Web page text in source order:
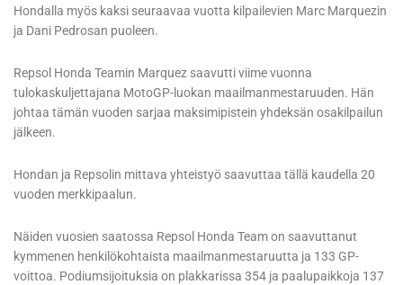
Hondalla myös kaksi seuraavaa vuotta kilpailevien Marc Marquezin
ja Dani Pedrosan puoleen.
Repsol Honda Teamin Marquez saavutti viime vuonna
tulokaskuljettajana MotoGP-luokan maailmanmestaruuden. Hän
johtaa tämän vuoden sarjaa maksimipistein yhdeksän osakilpailun
jälkeen.
Hondan ja Repsolin mittava yhteistyö saavuttaa tällä kaudella 20
vuoden merkkipaalun.
Näiden vuosien saatossa Repsol Honda Team on saavuttanut
kymmenen henkilökohtaista maailmanmestaruutta ja 133 GP-
voittoa. Podiumsijoituksia on plakkarissa 354 ja paalupaikkoja 137